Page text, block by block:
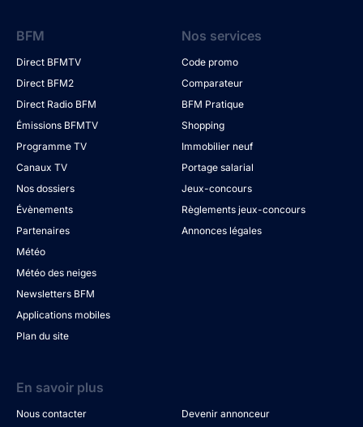
BFM
Direct BFMTV
Direct BFM2
Direct Radio BFM
Émissions BFMTV
Programme TV
Canaux TV
Nos dossiers
Évènements
Partenaires
Météo
Météo des neiges
Newsletters BFM
Applications mobiles
Plan du site
Nos services
Code promo
Comparateur
BFM Pratique
Shopping
Immobilier neuf
Portage salarial
Jeux-concours
Règlements jeux-concours
Annonces légales
En savoir plus
Nous contacter
Devenir annonceur